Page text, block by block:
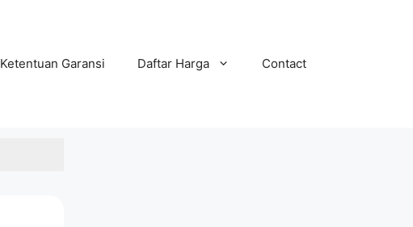
Ketentuan Garansi Daftar Harga Contact